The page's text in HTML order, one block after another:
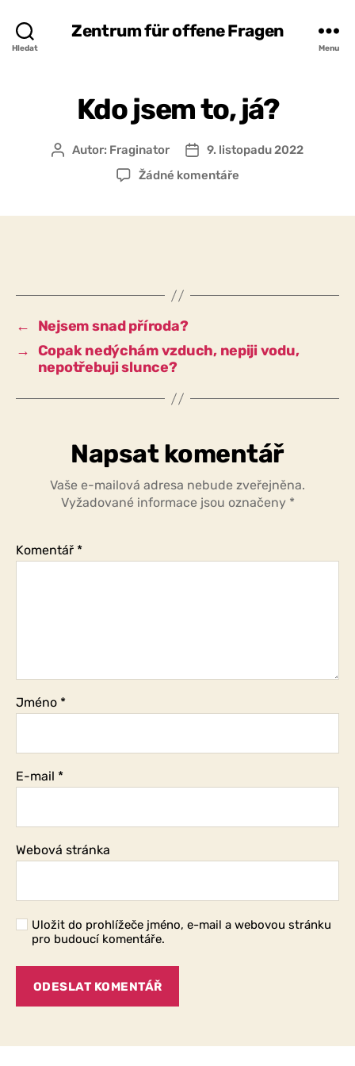
Hledat
Zentrum für offene Fragen
Menu
Kdo jsem to, já?
AutorAutor: Fraginator
Datum
příspěvku
9. listopadu 2022
Žádné komentářeu
já?
←
Nejsem snad příroda?
→ Copak nedýchám vzduch, nepiji vodu,
nepotřebuji slunce?
Napsat komentář
Vaše e-mailová adresa nebude zveřejněna.
Vyžadované informace jsou označeny *
Komentář *
Jméno *
E-mail *
Webová stránka
Uložit do prohlížeče jméno, e-mail a webovou stránku
pro budoucí komentáře.